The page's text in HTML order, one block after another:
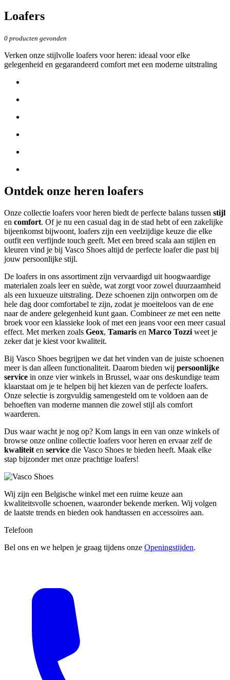
Loafers
0 producten gevonden
Verken onze stijlvolle loafers voor heren: ideaal voor elke
gelegenheid en gegarandeerd comfort met een moderne uitstraling
Ontdek onze heren loafers
Onze collectie loafers voor heren biedt de perfecte balans tussen stijl
en comfort. Of je nu een casual dag in de stad hebt of een zakelijke
bijeenkomst bijwoont, loafers zijn een veelzijdige keuze die elke
outfit een verfijnde touch geeft. Met een breed scala aan stijlen en
kleuren vind je bij Vasco Shoes altijd de perfecte loafer die past bij
jouw persoonlijke stijl.
De loafers in ons assortiment zijn vervaardigd uit hoogwaardige
materialen zoals leer en suède, wat zorgt voor zowel duurzaamheid
als een luxueuze uitstraling. Deze schoenen zijn ontworpen om de
hele dag door comfortabel te zijn, zodat je moeiteloos van de ene
naar de andere gelegenheid kunt gaan. Combineer ze met een nette
broek voor een klassieke look of met een jeans voor een meer casual
effect. Met merken zoals Geox, Tamaris en Marco Tozzi weet je
zeker dat je kiest voor kwaliteit.
Bij Vasco Shoes begrijpen we dat het vinden van de juiste schoenen
meer is dan alleen functionaliteit. Daarom bieden wij persoonlijke
service in onze vier winkels in Brussel, waar ons deskundige team
klaarstaat om je te helpen bij het kiezen van de perfecte loafers.
Onze selectie is zorgvuldig samengesteld om te voldoen aan de
behoeften van moderne mannen die zowel stijl als comfort
waarderen.
Dus waar wacht je nog op? Kom langs in een van onze winkels of
browse onze online collectie loafers voor heren en ervaar zelf de
kwaliteit en service die Vasco Shoes te bieden heeft. Maak elke
stap bijzonder met onze prachtige loafers!
Wij zijn een Belgische winkel met een ruime keuze aan
kwaliteitsvolle schoenen, waaronder bekende merken. Wij volgen
de laatste trends en bieden ook handtassen en accessoires aan.
Telefoon
Bel ons en we helpen je graag tijdens onze Openingstijden.